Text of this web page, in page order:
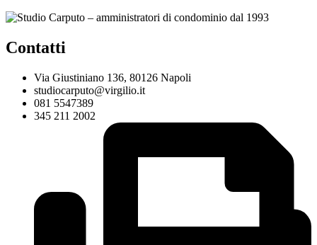
Contatti
Via Giustiniano 136, 80126 Napoli
studiocarputo@virgilio.it
081 5547389
345 211 2002